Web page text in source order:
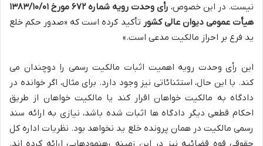
نیست. در این خصوص،
رأی وحدت رویه شماره ۶۷۲ مورخ ۱۳۸۳/۱۰/۰۱
هیأت عمومی دیوان عالی کشور تأکید کرده است که «صدور حکم خلع
ید فرع بر احراز مالکیت مدعی است.»
این رأی وحدت رویه اهمیت اثبات مالکیت رسمی را دوچندان می
کند. با این حال، استثنائاتی نیز وجود دارد. برای مثال، اگر خوانده در
دادگاه به مالکیت خواهان اقرار کند یا مالکیت خواهان از طریق
احکام قطعی دیگر دادگاه ها اثبات شده باشد، نیازی به ارائه سند
رسمی مالکیت در همان پرونده خلع ید نخواهد بود. نظریات اداره کل
حقوقی قوه قضائیه نیز در این زمینه رهنمودهایی ارائه کرده اند.